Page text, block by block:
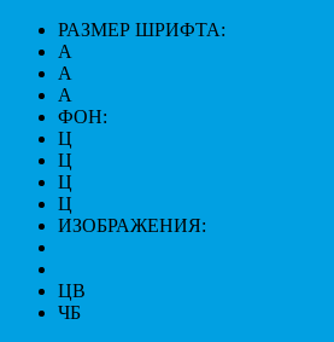
РАЗМЕР ШРИФТА:
A
A
A
ФОН:
Ц
Ц
Ц
Ц
ИЗОБРАЖЕНИЯ:
ЦВ
ЧБ